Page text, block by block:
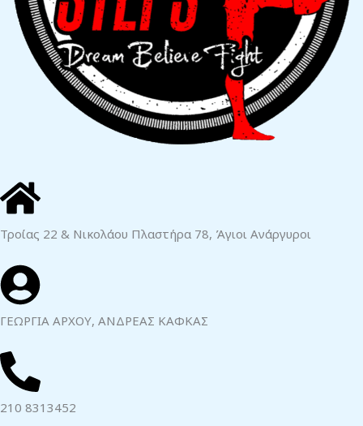
Τροίας 22 & Νικολάου Πλαστήρα 78, Άγιοι Ανάργυροι
ΓΕΩΡΓΙΑ ΑΡΧΟΥ, ΑΝΔΡΕΑΣ ΚΑΦΚΑΣ
210 8313452